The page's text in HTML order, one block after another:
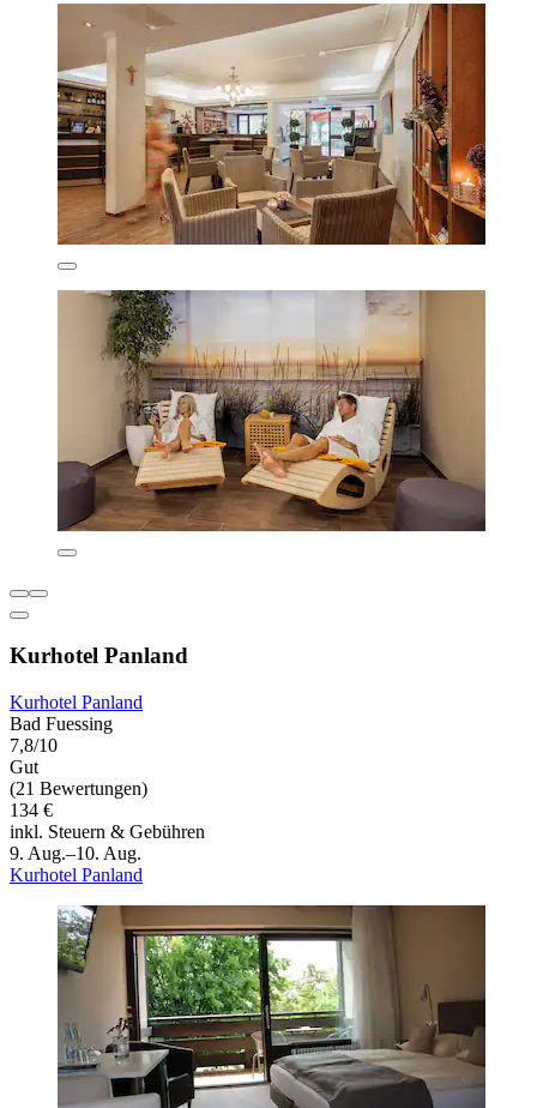
Kurhotel Panland
Kurhotel Panland
Bad Fuessing
7,8/10
Gut
(21 Bewertungen)
134 €
inkl. Steuern & Gebühren
9. Aug.–10. Aug.
Kurhotel Panland